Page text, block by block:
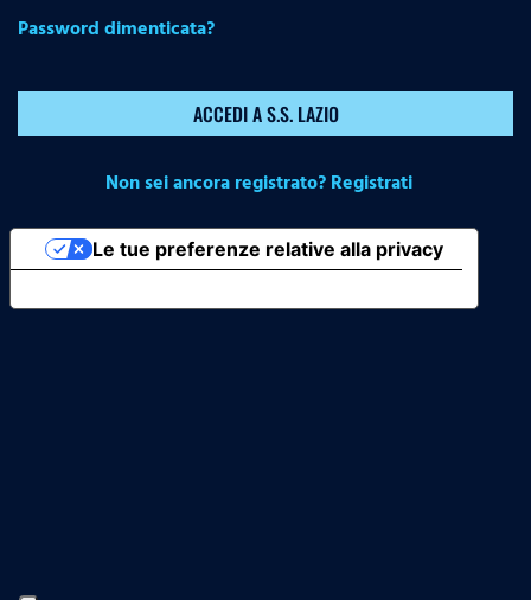
Password dimenticata?
ACCEDI A S.S. LAZIO
Non sei ancora registrato? Registrati
Le tue preferenze relative alla privacy